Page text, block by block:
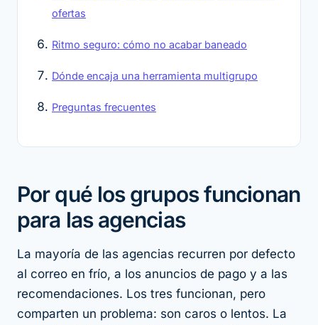
ofertas
Ritmo seguro: cómo no acabar baneado
Dónde encaja una herramienta multigrupo
Preguntas frecuentes
Por qué los grupos funcionan
para las agencias
La mayoría de las agencias recurren por defecto
al correo en frío, a los anuncios de pago y a las
recomendaciones. Los tres funcionan, pero
comparten un problema: son caros o lentos. La